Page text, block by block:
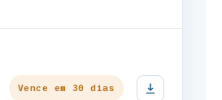
Vence em 30 dias